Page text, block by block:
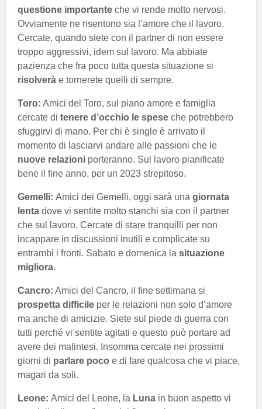
questione importante che vi rende molto nervosi.
Ovviamente ne risentono sia l’amore che il lavoro.
Cercate, quando siete con il partner di non essere
troppo aggressivi, idem sul lavoro. Ma abbiate
pazienza che fra poco tutta questa situazione si
risolverà e tornerete quelli di sempre.
Toro: Amici del Toro, sul piano amore e famiglia
cercate di tenere d’occhio le spese che potrebbero
sfuggirvi di mano. Per chi è single è arrivato il
momento di lasciarvi andare alle passioni che le
nuove relazioni porteranno. Sul lavoro pianificate
bene il fine anno, per un 2023 strepitoso.
Gemelli: Amici dei Gemelli, oggi sarà una giornata
lenta dove vi sentite molto stanchi sia con il partner
che sul lavoro. Cercate di stare tranquilli per non
incappare in discussioni inutili e complicate su
entrambi i fronti. Sabato e domenica la situazione
migliora.
Cancro: Amici del Cancro, il fine settimana si
prospetta difficile per le relazioni non solo d’amore
ma anche di amicizie. Siete sul piede di guerra con
tutti perché vi sentite agitati e questo può portare ad
avere dei malintesi. Insomma cercate nei prossimi
giorni di parlare poco e di fare qualcosa che vi piace,
magari da soli.
Leone: Amici del Leone, la Luna in buon aspetto vi